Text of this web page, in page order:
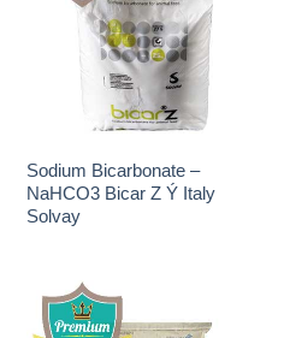
Sodium Bicarbonate –
NaHCO3 Bicar Z Ý Italy
Solvay